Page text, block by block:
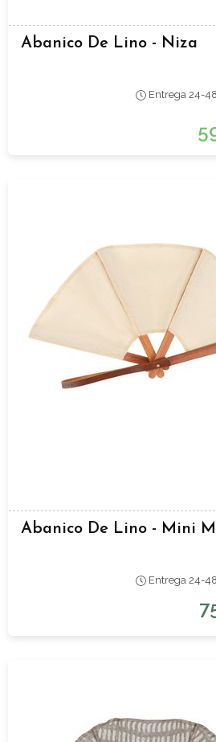
Abanico De Lino - Niza
Entrega 24-
Abanico De Lino - Mini
Entrega 24-